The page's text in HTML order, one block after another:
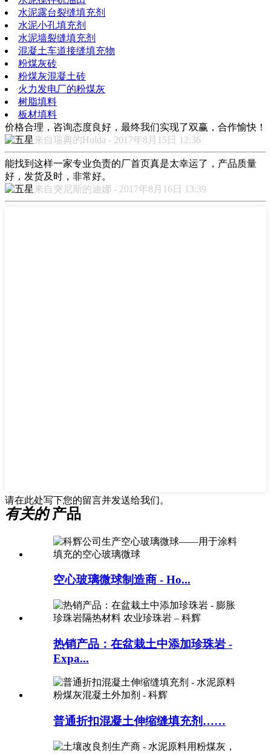
水泥露台裂缝填充剂
水泥小孔填充剂
水泥墙裂缝填充剂
混凝土车道接缝填充物
粉煤灰砖
粉煤灰混凝土砖
火力发电厂的粉煤灰
树脂填料
板材填料
价格合理，咨询态度良好，最终我们实现了双赢，合作愉快！
来自瑞典的Hulda - 2017年8月15日 12:36
能找到这样一家专业负责的厂首页真是太幸运了，产品质量
好，发货及时，非常好。
来自突尼斯的迪娜 - 2017年8月16日 13:39
请在此处写下您的留言并发送给我们。
有关的产品
空心玻璃微球制造商 - Ho...
热销产品：在盆栽土中添加珍珠岩 -
Expa...
普通折扣混凝土伸缩缝填充剂……